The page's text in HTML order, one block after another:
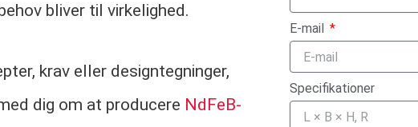
bliver til virkelighed.
krav eller designtegninger,
dig om at producere NdFeB-
E-mail
Specifikationer